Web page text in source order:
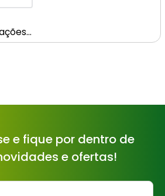
e fique por dentro de
e ofertas!